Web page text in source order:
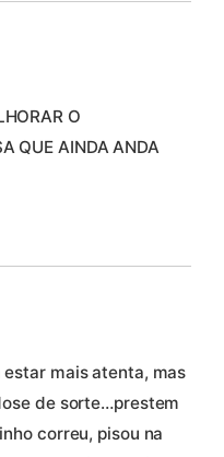
O
QUE AINDA ANDA
mais atenta, mas
de sorte…prestem
correu, pisou na